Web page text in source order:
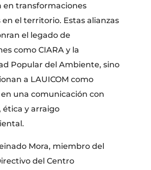
en transformaciones
el territorio. Estas alianzas
el legado de
como CIARA y la
Popular del Ambiente, sino
a LAUICOM como
una comunicación con
ética y arraigo
Mora, miembro del
del Centro